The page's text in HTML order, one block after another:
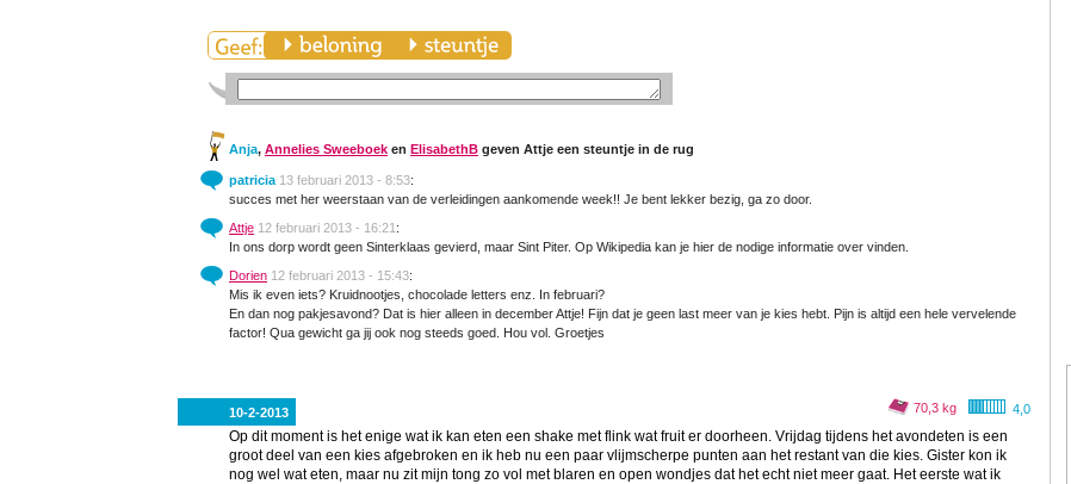
Anja, Annelies Sweeboek en ElisabethB geven Attje een steuntje in de rug
patricia 13 februari 2013 - 8:53:
succes met her weerstaan van de verleidingen aankomende week!! Je bent lekker bezig, ga zo door.
Attje 12 februari 2013 - 16:21 :
In ons dorp wordt geen Sinterklaas gevierd, maar Sint Piter. Op Wikipedia kan je hier de nodige informatie over vinden.
Dorien 12 februari 2013 - 15:43:
Mis ik even iets? Kruidnootjes, chocolade letters enz. In februari?
En dan nog pakjesavond? Dat is hier alleen in december Attje! Fijn dat je geen last meer van je kies hebt. Pijn is altijd een hele vervelende
factor! Qua gewicht ga jij ook nog steeds goed. Hou vol. Groetjes
10-2-2013 4,0
70,3 kg
Op dit moment is het enige wat ik kan eten een shake met flink wat fruit er doorheen. Vrijdag tijdens het avondeten is een
groot deel van een kies afgebroken en ik heb nu een paar vlijmscherpe punten aan het restant van die kies. Gister kon ik
nog wel wat eten, maar nu zit mijn tong zo vol met blaren en open wondjes dat het echt niet meer gaat. Het eerste wat ik